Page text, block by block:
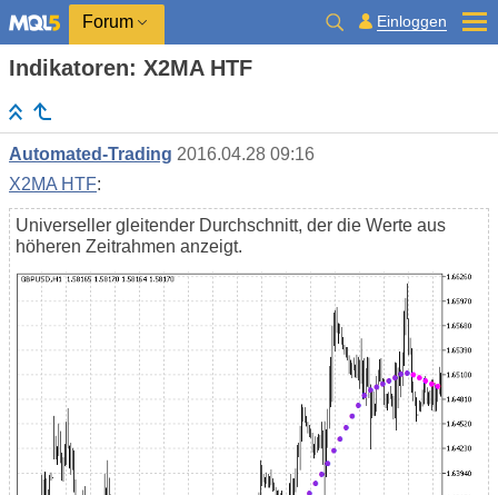
Forum Einloggen
Indikatoren: X2MA HTF
Automated-Trading 2016.04.28 09:16
X2MA HTF:
Universeller gleitender Durchschnitt, der die Werte aus
höheren Zeitrahmen anzeigt.